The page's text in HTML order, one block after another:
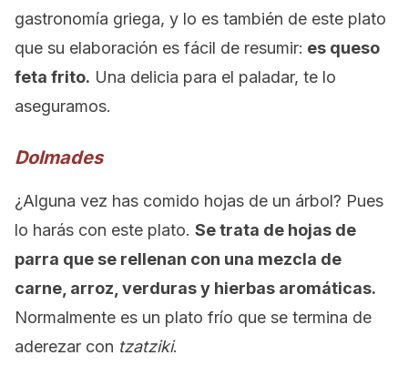
gastronomía griega, y lo es también de este plato
que su elaboración es fácil de resumir: es queso
feta frito. Una delicia para el paladar, te lo
aseguramos.
Dolmades
¿Alguna vez has comido hojas de un árbol? Pues
lo harás con este plato. Se trata de hojas de
parra que se rellenan con una mezcla de
carne, arroz, verduras y hierbas aromáticas.
Normalmente es un plato frío que se termina de
aderezar con tzatziki.